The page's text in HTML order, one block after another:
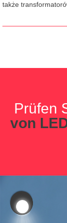
także
Prüfen
von